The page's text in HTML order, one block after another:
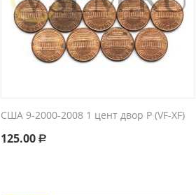
США 9-2000-2008 1 цент двор P (VF-XF)
125.00 Р